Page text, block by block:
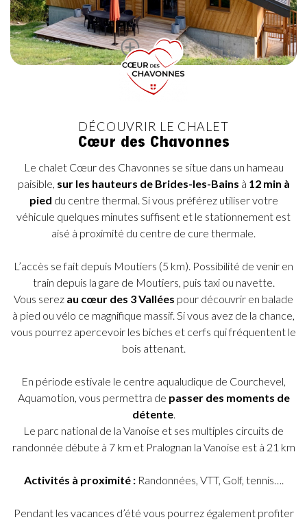
DÉCOUVRIR LE CHALET
Cœur des Chavonnes
Le chalet Cœur des Chavonnes se situe dans un hameau
paisible, sur les hauteurs de Brides-les-Bains à 12 min à
pied du centre thermal. Si vous préférez utiliser votre
véhicule quelques minutes suffisent et le stationnement est
aisé à proximité du centre de cure thermale.
L’accès se fait depuis Moutiers (5 km). Possibilité de venir en
train depuis la gare de Moutiers, puis taxi ou navette.
Vous serez au cœur des 3 Vallées pour découvrir en balade
à pied ou vélo ce magnifique massif. Si vous avez de la chance,
vous pourrez apercevoir les biches et cerfs qui fréquentent le
bois attenant.
En période estivale le centre aqualudique de Courchevel,
Aquamotion, vous permettra de passer des moments de
détente.
Le parc national de la Vanoise et ses multiples circuits de
randonnée débute à 7 km et Pralognan la Vanoise est à 21 km
Activités à proximité :Randonnées, VTT, Golf, tennis….
Pendant les vacances d’été vous pourrez également profiter